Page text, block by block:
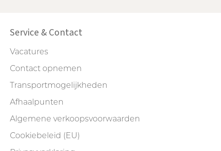
Service & Contact
Vacatures
Contact opnemen
Transportmogelijkheden
Afhaalpunten
Algemene verkoopsvoorwaarden
Cookiebeleid (EU)